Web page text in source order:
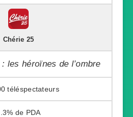
Chérie 25
les héroïnes de l’ombre